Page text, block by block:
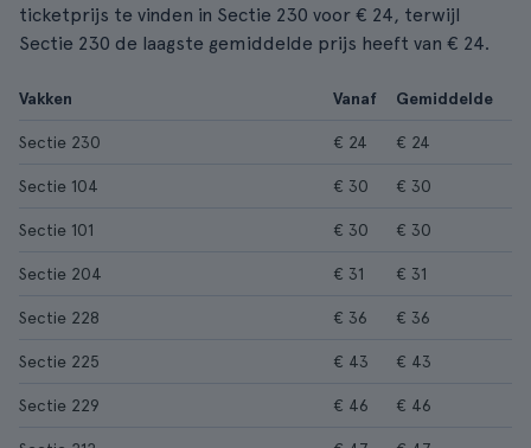
ticketprijs te vinden in Sectie 230 voor € 24, terwijl
Sectie 230 de laagste gemiddelde prijs heeft van € 24.
Vakken Vanaf Gemiddelde
Sectie 230 € 24 € 24
Sectie 104 € 30 € 30
Sectie 101 € 30 € 30
Sectie 204 € 31 € 31
Sectie 228 € 36 € 36
Sectie 225 € 43 € 43
Sectie 229 € 46 € 46